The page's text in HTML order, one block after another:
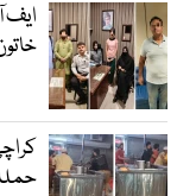
ایف
خاتون
حملہ